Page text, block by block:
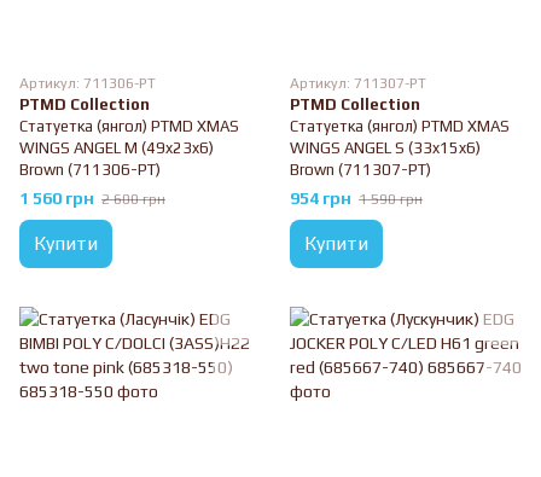
Артикул: 711306-PT
PTMD Collection
Статуетка (янгол) PTMD XMAS
WINGS ANGEL M (49x23x6)
Brown (711306-PT)
1 560 грн 2 600 грн
Купити
Артикул: 711307-PT
PTMD Collection
Статуетка (янгол) PTMD XMAS
WINGS ANGEL S (33x15x6)
Brown (711307-PT)
954 грн 1 590 грн
Купити